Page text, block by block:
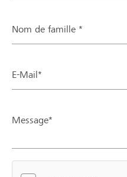
Nom de famille *
E-Mail*
Message*